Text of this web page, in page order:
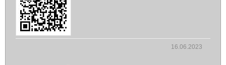
16.06.2023